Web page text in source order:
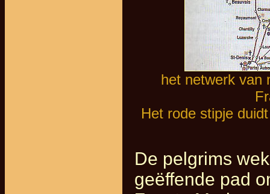
het netwerk van
Het rode stipje
De pelgrims
geëffende pad